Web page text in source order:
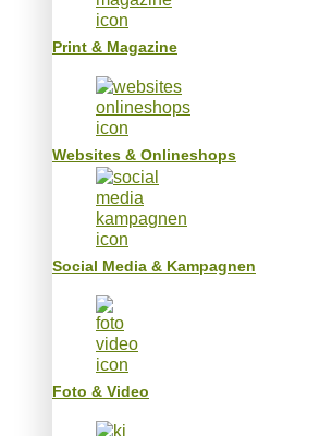
Print & Magazine
Websites & Onlineshops
Social Media & Kampagnen
Foto & Video